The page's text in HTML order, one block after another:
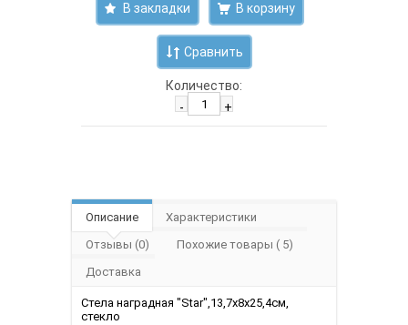
В закладки
Сравнить
Количество:
-
+
Описание
Характеристики
Отзывы (0)
Похожие товары ( 5)
Доставка
Стела наградная "Star",13,7х8х25,4см,
стекло